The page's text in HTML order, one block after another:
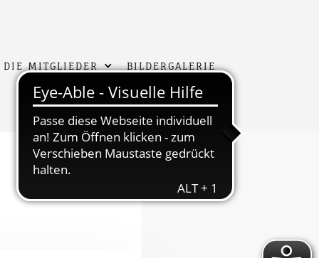
DIE MITGLIEDER BILDERGALERIE